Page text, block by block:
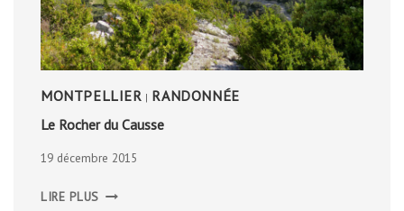
MONTPELLIER | RANDONNÉE
Le Rocher du Causse
19 décembre 2015
LIRE PLUS ROCHER